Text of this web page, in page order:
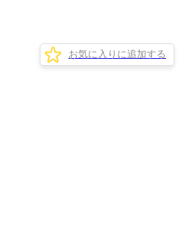
お気に入りに追加する